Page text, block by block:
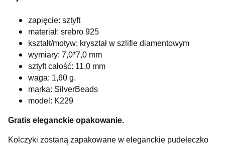
zapięcie: sztyft
materiał: srebro 925
kształt/motyw: kryształ w szlifie diamentowym
wymiary: 7,0*7,0 mm
sztyft całość: 11,0 mm
waga: 1,60 g.
marka: SilverBeads
model: K229
Gratis eleganckie opakowanie.
Kolczyki zostaną zapakowane w eleganckie pudełeczko